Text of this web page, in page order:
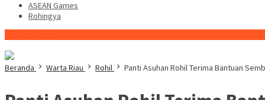
ASEAN Games
Rohingya
Beranda Warta Riau Rohil Panti Asuhan Rohil Terima Bantuan